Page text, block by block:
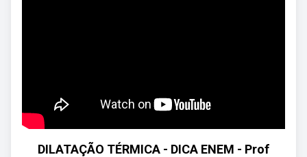
DILATAÇÃO TÉRMICA - DICA ENEM - Prof